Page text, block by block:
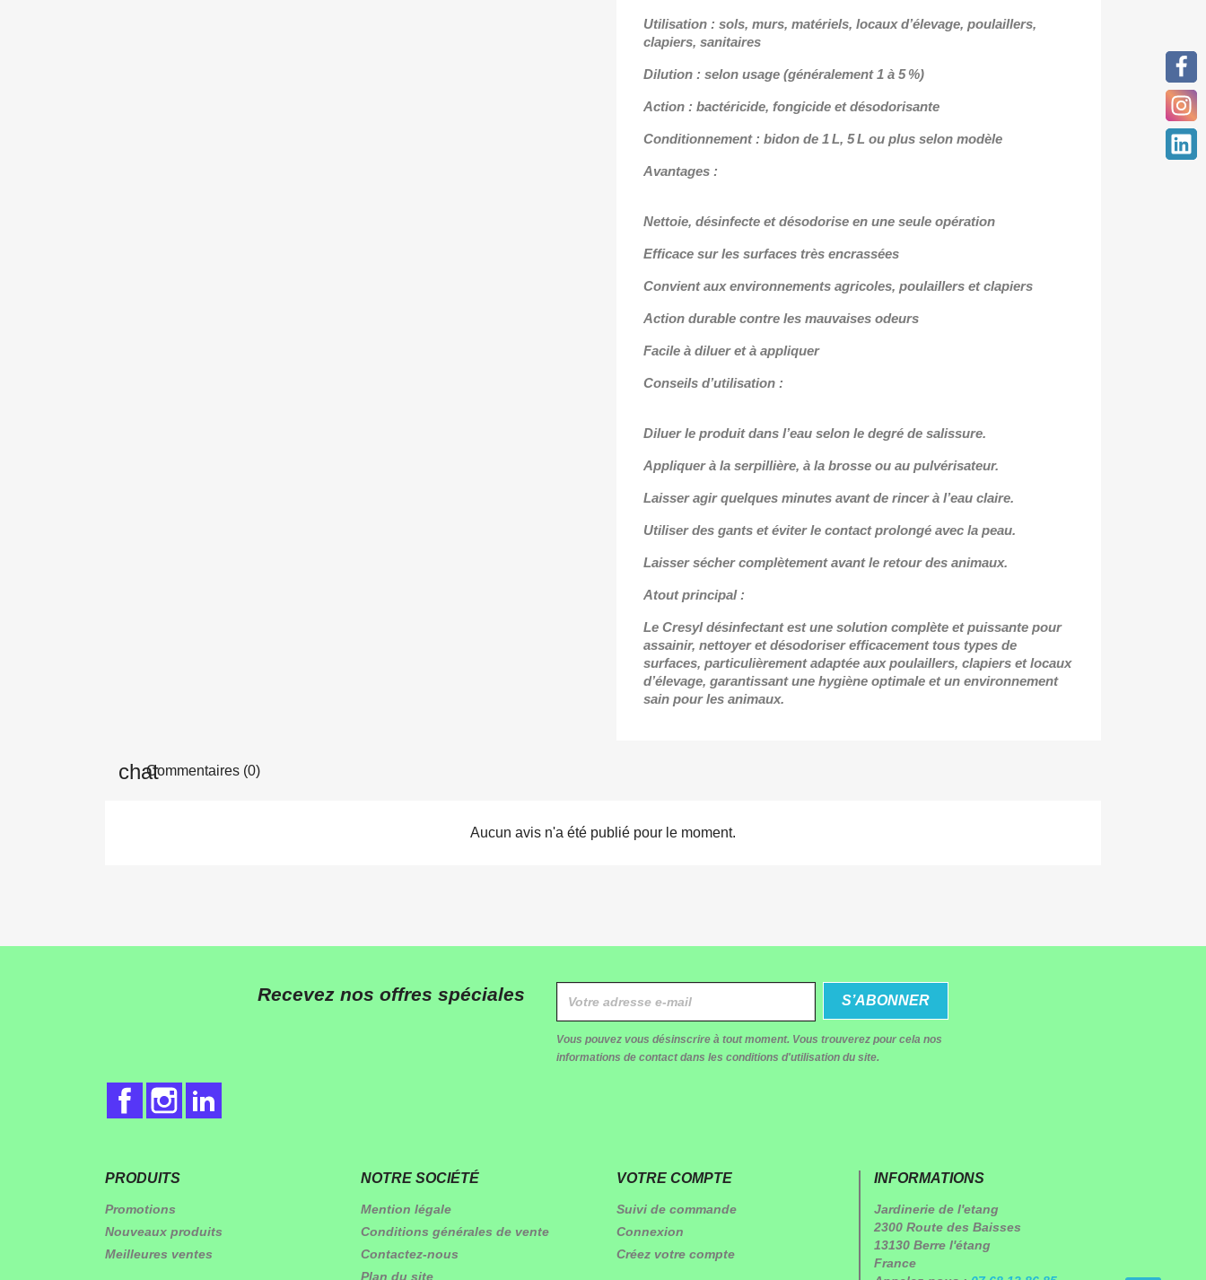
Utilisation : sols, murs, matériels, locaux d’élevage, poulaillers,
clapiers, sanitaires
Dilution : selon usage (généralement 1 à 5 %)
Action : bactéricide, fongicide et désodorisante
Conditionnement : bidon de 1 L, 5 L ou plus selon modèle
Avantages :
Nettoie, désinfecte et désodorise en une seule opération
Efficace sur les surfaces très encrassées
Convient aux environnements agricoles, poulaillers et clapiers
Action durable contre les mauvaises odeurs
Facile à diluer et à appliquer
Conseils d’utilisation :
Diluer le produit dans l’eau selon le degré de salissure.
Appliquer à la serpillière, à la brosse ou au pulvérisateur.
Laisser agir quelques minutes avant de rincer à l’eau claire.
Utiliser des gants et éviter le contact prolongé avec la peau.
Laisser sécher complètement avant le retour des animaux.
Atout principal :
Le Cresyl désinfectant est une solution complète et puissante pour
assainir, nettoyer et désodoriser efficacement tous types de
surfaces, particulièrement adaptée aux poulaillers, clapiers et locaux
d’élevage, garantissant une hygiène optimale et un environnement
sain pour les animaux.
Commentaires (0)
Aucun avis n'a été publié pour le moment.
Recevez nos offres spéciales
Vous pouvez vous désinscrire à tout moment. Vous trouverez pour cela nos
informations de contact dans les conditions d'utilisation du site.
FacebookInstagram
PRODUITS
Promotions
Nouveaux produits
Meilleures ventes
NOTRE SOCIÉTÉ
Mention légale
Conditions générales de vente
Contactez-nous
Plan du site
VOTRE COMPTE
Suivi de commande
Connexion
Créez votre compte
INFORMATIONS
Jardinerie de l'etang
2300 Route des Baisses
13130 Berre l'étang
France